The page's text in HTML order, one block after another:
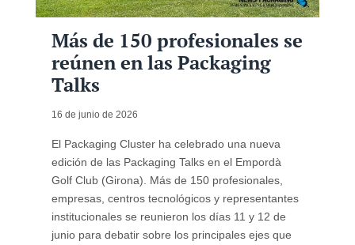
Más de 150 profesionales se
reúnen en las Packaging
Talks
16 de junio de 2026
El Packaging Cluster ha celebrado una nueva
edición de las Packaging Talks en el Empordà
Golf Club (Girona). Más de 150 profesionales,
empresas, centros tecnológicos y representantes
institucionales se reunieron los días 11 y 12 de
junio para debatir sobre los principales ejes que